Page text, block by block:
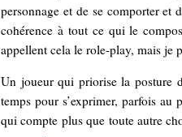
personnage et de se comporter et
cohérence à tout ce qui le
appellent cela le role-play, mais je
Un joueur qui priorise la posture
temps pour s’exprimer, parfois
qui compte plus que toute autre